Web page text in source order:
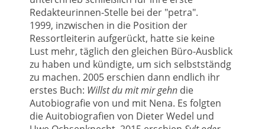
Redakteurinnen-Stelle bei der "petra".
1999, inzwischen in die Position der
Ressortleiterin aufgerückt, hatte sie keine
Lust mehr, täglich den gleichen Büro-Ausblick
zu haben und kündigte, um sich selbstständg
zu machen. 2005 erschien dann endlich ihr
erstes Buch: Willst du mit mir gehn die
Autobiografie von und mit Nena. Es folgten
die Auitobiografien von Dieter Wedel und